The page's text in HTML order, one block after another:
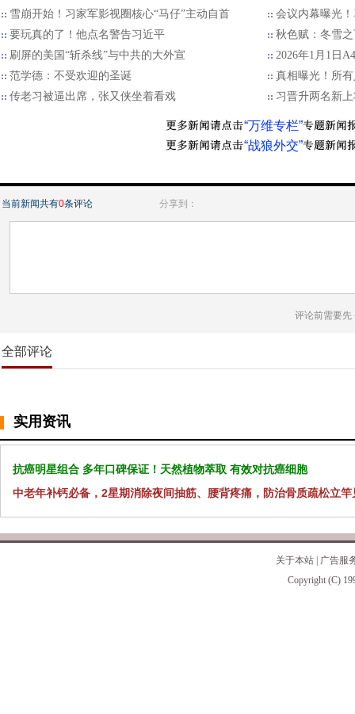
雪崩开始！习家军影视圈核心“马仔”主动自首
会议内幕曝光
要玩真的了！他点名警告习近平
秋色赋：冬雪
刷屏的美国“斩杀线”与中共的大外宣
2026年1月1日
范学德：不受欢迎的圣诞
真相曝光！所
传老习被逼出席，张又侠坐着看戏
习晋升两名新
“万维专栏”
“战狼外交”
当前新闻共有0条评论 分享到：
评论前需要先
全部评论
实用资讯
抗癌明星组合 多年口碑保证！天然植物萃取 有效对抗癌细胞
中老年补钙必备，2星期消除夜间抽筋、腰背疼痛，防治骨质疏松立竿
关于本站
广告服
Copyright (C)